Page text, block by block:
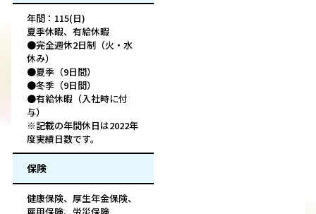
年間：115(日)
夏季休暇、有給休暇
●完全週休2日制（火・水
休み）
●夏季（9日間）
●冬季（9日間）
●有給休暇（入社時に付
与）
※記載の年間休日は2022年
度実績日数です。
保険
健康保険、厚生年金保険、